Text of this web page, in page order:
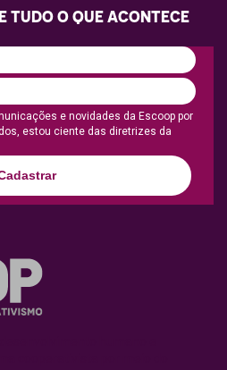
TUDO O QUE ACONTECE
e novidades da Escoop por
estou ciente das diretrizes da